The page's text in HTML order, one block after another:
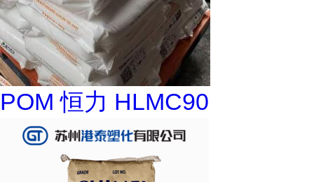
POM 恒力 HLMC90